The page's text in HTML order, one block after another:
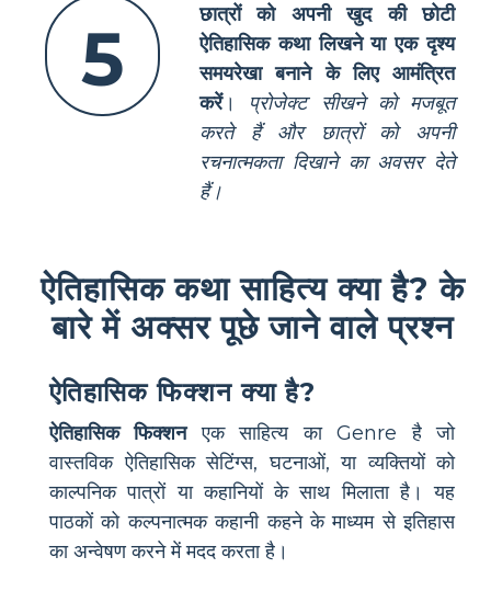
5
छात्रों को अपनी खुद की छोटी
ऐतिहासिक कथा लिखने या एक दृश्य
समयरेखा बनाने के लिए आमंत्रित
करें। प्रोजेक्ट सीखने को मजबूत
करते हैं और छात्रों को अपनी
रचनात्मकता दिखाने का अवसर देते
हैं।
ऐतिहासिक कथा साहित्य क्या है? के
बारे में अक्सर पूछे जाने वाले प्रश्न
ऐतिहासिक फिक्शन क्या है?
ऐतिहासिक फिक्शनएक साहित्य का Genre है जो
वास्तविक ऐतिहासिक सेटिंग्स, घटनाओं, या व्यक्तियों को
काल्पनिक पात्रों या कहानियों के साथ मिलाता है। यह
पाठकों को कल्पनात्मक कहानी कहने के माध्यम से इतिहास
का अन्वेषण करने में मदद करता है।